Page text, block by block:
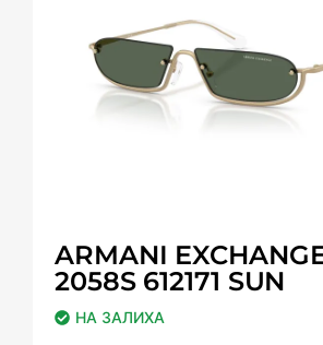
ARMANI
2058S 612171 SUN
НА ЗАЛИХА